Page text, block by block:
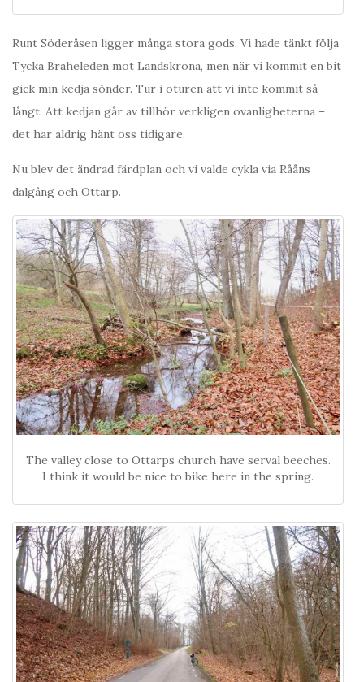
Runt Söderåsen ligger många stora gods. Vi hade tänkt följa
Tycka Braheleden mot Landskrona, men när vi kommit en bit
gick min kedja sönder. Tur i oturen att vi inte kommit så
långt. Att kedjan går av tillhör verkligen ovanligheterna –
det har aldrig hänt oss tidigare.
Nu blev det ändrad färdplan och vi valde cykla via Rååns
dalgång och Ottarp.
The valley close to Ottarps church have serval beeches.
I think it would be nice to bike here in the spring.